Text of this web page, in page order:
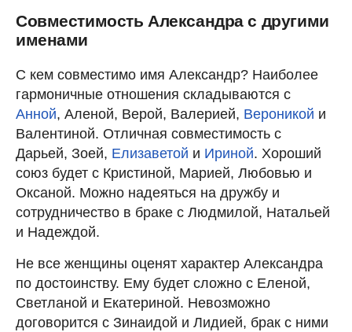
Совместимость Александра с другими
именами
С кем совместимо имя Александр? Наиболее
гармоничные отношения складываются с
Анной, Аленой, Верой, Валерией, Вероникой и
Валентиной. Отличная совместимость с
Дарьей, Зоей, Елизаветой и Ириной. Хороший
союз будет с Кристиной, Марией, Любовью и
Оксаной. Можно надеяться на дружбу и
сотрудничество в браке с Людмилой, Натальей
и Надеждой.
Не все женщины оценят характер Александра
по достоинству. Ему будет сложно с Еленой,
Светланой и Екатериной. Невозможно
договорится с Зинаидой и Лидией, брак с ними